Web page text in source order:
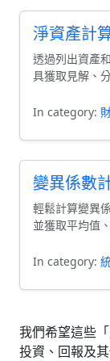
淨資產計
透過列出資產
具獲取見解、
In category:
變異係數
輕鬆計算變異
並獲取平均值
In category:
我們希望這些
投資、回報及